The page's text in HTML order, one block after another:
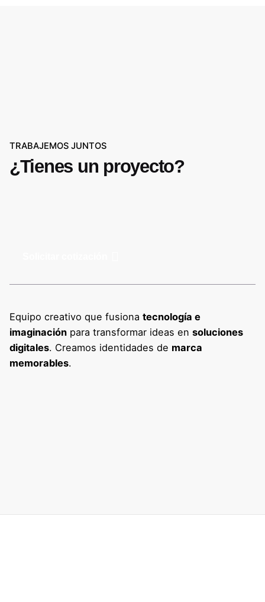
TRABAJEMOS JUNTOS
¿Tienes un proyecto?
Equipo creativo que fusiona tecnología e
imaginación para transformar ideas en soluciones
digitales. Creamos identidades de marca
memorables.